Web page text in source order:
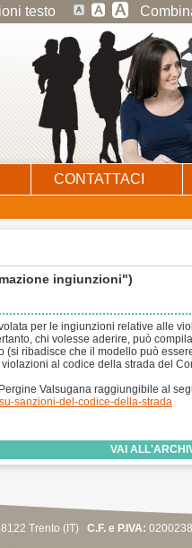
testo
CONTATTACI
ingiunzioni")
per le ingiunzioni relative alle
chi volesse aderire, può
(si ribadisce che il modello può
al codice della strada del
Valsugana raggiungibile al
sanzioni-del-codice-della-strada
VAI
Trento (IT) C.F. e P.IVA: